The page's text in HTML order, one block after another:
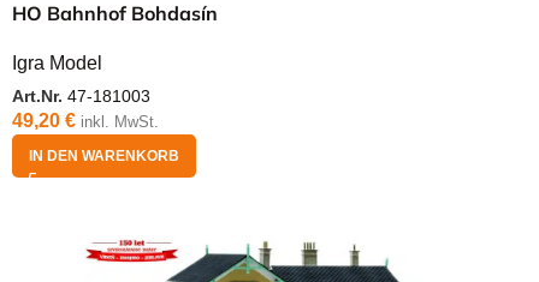
HO Bahnhof Bohdasín
Igra Model
Art.Nr. 47-181003
49,20 € inkl. MwSt.
IN DEN WARENKORB